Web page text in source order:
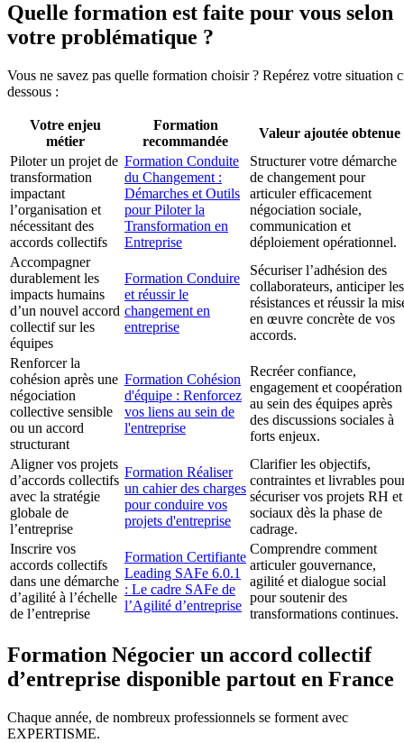
Quelle formation est faite pour vous selon
votre problématique ?
Vous ne savez pas quelle formation choisir ? Repérez votre situation
dessous :
Votre enjeu
métier
Formation
recommandée
Valeur ajoutée obtenue
Piloter un projet de
transformation
impactant
l’organisation et
nécessitant des
accords collectifs
Formation Conduite
du Changement :
Démarches et Outils
pour Piloter la
Transformation en
Entreprise
Structurer votre démarche
de changement pour
articuler efficacement
négociation sociale,
communication et
déploiement opérationnel.
Accompagner
durablement les
impacts humains
d’un nouvel accord
collectif sur les
équipes
Formation Conduire
et réussir le
changement en
entreprise
Sécuriser l’adhésion des
collaborateurs, anticiper les
résistances et réussir la
en œuvre concrète de vos
accords.
Renforcer la
cohésion après une
négociation
collective sensible
ou un accord
structurant
Formation Cohésion
d'équipe : Renforcez
vos liens au sein de
l'entreprise
Recréer confiance,
engagement et coopération
au sein des équipes après
des discussions sociales à
forts enjeux.
Aligner vos projets
d’accords collectifs
avec la stratégie
globale de
l’entreprise
Formation Réaliser
un cahier des charges
pour conduire vos
projets d'entreprise
Clarifier les objectifs,
contraintes et livrables
sécuriser vos projets RH et
sociaux dès la phase de
cadrage.
Inscrire vos
accords collectifs
dans une démarche
d’agilité à l’échelle
de l’entreprise
Formation Certifiante
Leading SAFe 6.0.1
: Le cadre SAFe de
l’Agilité d’entreprise
Comprendre comment
articuler gouvernance,
agilité et dialogue social
pour soutenir des
transformations continues.
Formation Négocier un accord collectif
d’entreprise disponible partout en France
Chaque année, de nombreux professionnels se forment avec
EXPERTISME.